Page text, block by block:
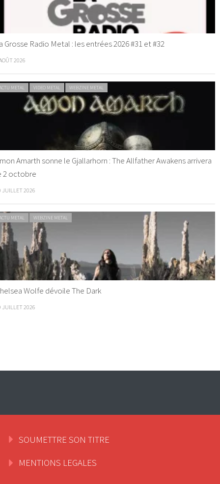
Grosse Radio Metal : les entrées 2026 #31 et #32
2026
METAL VIDEO METAL WEBZINE METAL
Amarth sonne le Gjallarhorn : The Allfather Awakens arrivera
2 octobre
JUILLET 2026
METAL WEBZINE METAL
Wolfe dévoile The Dark
JUILLET 2026
SOUMETTRE SON TITRE
MENTIONS LEGALES